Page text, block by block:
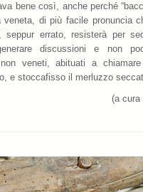
bene così, anche perché
veneta, di più facile pronuncia
seppur errato, resisterà per
discussioni e non
non veneti, abituati a
e stoccafisso il merluzzo
(a cura